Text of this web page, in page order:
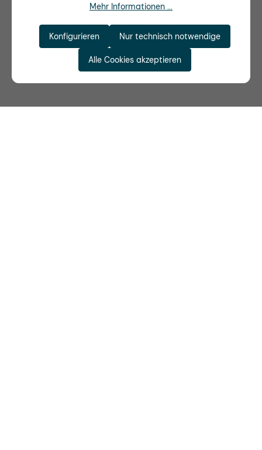
Mehr Informationen ...
Nur technisch notwendige
Konfigurieren
Alle Cookies akzeptieren